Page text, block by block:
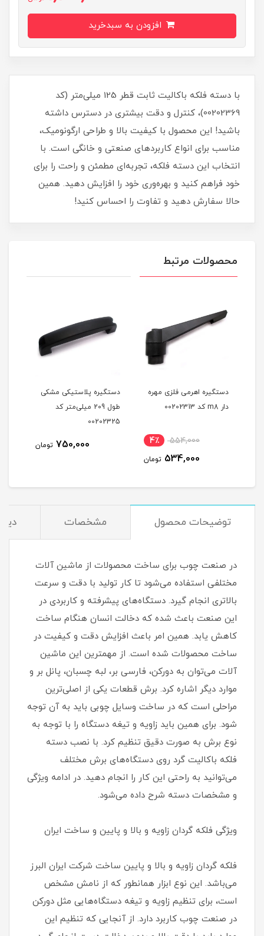
با دسته فلکه باکالیت ثابت قطر 125 میلی‌متر (کد
00202369)، کنترل و دقت بیشتری در دسترس داشته
باشید! این محصول با کیفیت بالا و طراحی ارگونومیک،
مناسب برای انواع کاربردهای صنعتی و خانگی است. با
انتخاب این دسته فلکه، تجربه‌ای مطمئن و راحت را برای
خود فراهم کنید و بهره‌وری خود را افزایش دهید. همین
حالا سفارش دهید و تفاوت را احساس کنید!
محصولات مرتبط
دستگیره اهرمی فلزی مهره
دار m8 کد 00202313
554,000 4٪
534,000 تومان
دستگیره پلاستیکی مشکی
طول 209 میلی‌متر کد
00202325
750,000 تومان
توضیحات محصول مشخصات
در صنعت چوب برای ساخت محصولات از ماشین آلات
مختلفی استفاده می‌شود تا کار تولید با دقت و سرعت
بالاتری انجام گیرد. دستگاه‌های پیشرفته و کاربردی در
این صنعت باعث شده که دخالت انسان هنگام ساخت
کاهش یابد. همین امر باعث افزایش دقت و کیفیت در
ساخت محصولات شده است. از مهمترین این ماشین
آلات ‌می‌توان به دورکن، فارسی بر، لبه چسبان، پانل بر و
موارد دیگر اشاره کرد. برش قطعات یکی از اصلی‌ترین
مراحلی است که در ساخت وسایل چوبی باید به آن توجه
شود. برای همین باید زاویه و تیغه دستگاه را با توجه به
نوع برش به صورت دقیق تنظیم کرد. با نصب دسته
فلکه باکالیت گرد روی دستگاه‌های برش مختلف
می‌توانید به راحتی این کار را انجام دهید. در ادامه ویژگی
و مشخصات دسته شرح داده می‌شود.
ویژگی فلکه گردان زاویه و بالا و پایین و ساخت ایران
فلکه گردان زاویه و بالا و پایین ساخت شرکت ایران البرز
می‌باشد. این نوع ابزار همانطور که از نامش مشخص
است، برای تنظیم زاویه و تیغه دستگاه‌هایی مثل دورکن
در صنعت چوب کاربرد دارد. از آنجایی که تنظیم این